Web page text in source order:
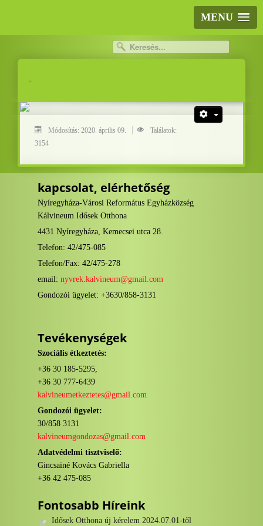
MENU
.
Módosítás: 2020. április 09.
Találatok:
3154
kapcsolat, elérhetőség
Nyíregyháza-Városi Református Egyházközség
Kálvineum Idősek Otthona
4431 Nyíregyháza, Kemecsei utca 28.
Telefon: 42/475-085
Telefon/Fax: 42/475-278
email: nyvrek.kalvineum@gmail.com
Gondozói ügyelet: +3630/858-3131
Tevékenységek
Szociális étkeztetés:
+36 30 185-5295,
+36 30 777-6439
kalvineumetkeztetes@gmail.com
Gondozói ügyelet:
30/858 3131
kalvineumgondozas@gmail.com
Adatvédelmi tisztviselő:
Gincsainé Kovács Gabriella
+36 42 475-085
Fontosabb Híreink
Idősek Otthona új kérelem 2024.07.01-től